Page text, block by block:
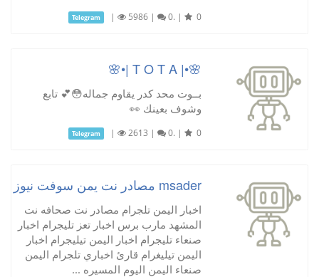
Telegram | 5986 | 0. | 0
🌸•| T O T A |•🌸
بــوت محد كدر يقاوم جماله😳💕 تابع
وشوف بعينك 👀
Telegram | 2613 | 0. | 0
msader مصادر نت يمن سوفت نيوز
اخبار اليمن تلجرام مصادر نت صحافه نت
المشهد مارب برس اخبار تعز تليجرام اخبار
صنعاء تليجرام اخبار اليمن تيليجرام اخبار
اليمن تيليغرام قارئ اخباري تلجرام اليمن
صنعاء اليمن اليوم المسيره ...